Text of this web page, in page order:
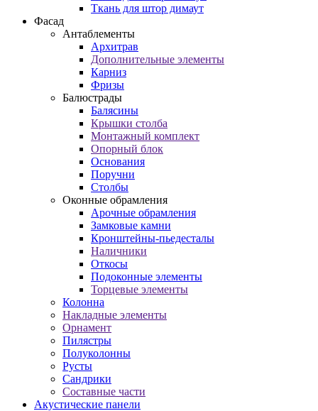
Ткань для штор димаут
Фасад
Антаблементы
Архитрав
Дополнительные элементы
Карниз
Фризы
Балюстрады
Балясины
Крышки столба
Монтажный комплект
Опорный блок
Основания
Поручни
Столбы
Оконные обрамления
Арочные обрамления
Замковые камни
Кронштейны-пьедесталы
Наличники
Откосы
Подоконные элементы
Торцевые элементы
Колонна
Накладные элементы
Орнамент
Пилястры
Полуколонны
Русты
Сандрики
Составные части
Акустические панели